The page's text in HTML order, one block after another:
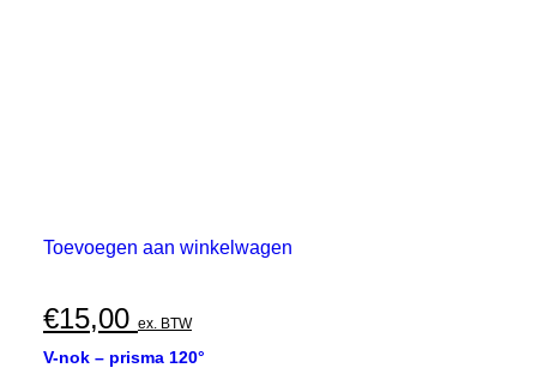
Toevoegen aan winkelwagen
€15,00 ex. BTW
V-nok – prisma 120°